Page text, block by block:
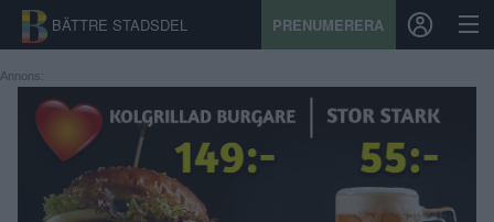
BÄTTRE STADSDEL PRENUMERERA
START
STADSDEL
Annons: